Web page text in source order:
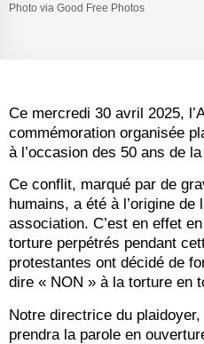
Photo via Good Free Photos
Ce mercredi 30 avril 2025,
commémoration organisée
à l’occasion des 50 ans de
Ce conflit, marqué par de
humains, a été à l’origine de
association. C’est en effet
torture perpétrés pendant
protestantes ont décidé de
dire « NON » à la torture en
Notre directrice du
prendra la parole en